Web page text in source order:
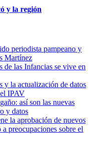
periodista pampeano y
Martínez
de las Infancias se vive en
y la actualización de datos
IPAV
así son las nuevas
y datos
la aprobación de nuevos
preocupaciones sobre el